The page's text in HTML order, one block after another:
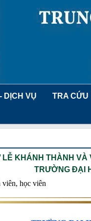
DỊCH VỤ TRA CỨU
KHÁNH THÀNH
TRƯỜNG ĐẠI
viên, học viên